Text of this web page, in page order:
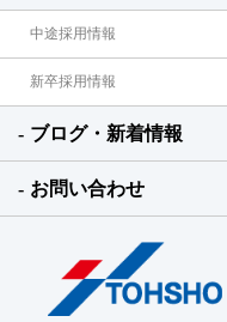
中途採用情報
新卒採用情報
ブログ・新着情報
お問い合わせ